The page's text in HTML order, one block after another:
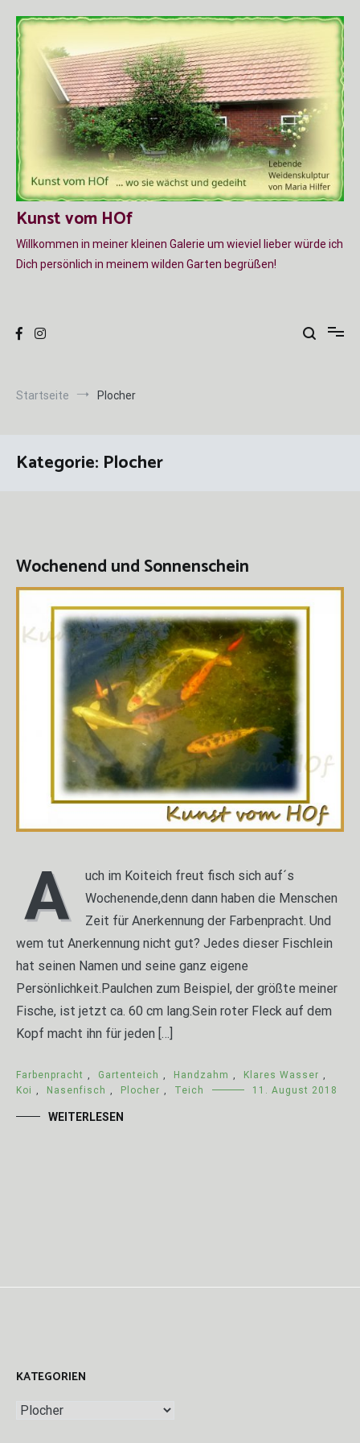
Inhalt
springen
Kunst vom HOf
Willkommen in meiner kleinen Galerie um wieviel lieber würde ich
Dich persönlich in meinem wilden Garten begrüßen!
Startseite Plocher
Kategorie: Plocher
Wochenend und Sonnenschein
A
uch im Koiteich freut fisch sich auf´s
Wochenende,denn dann haben die Menschen
Zeit für Anerkennung der Farbenpracht. Und
wem tut Anerkennung nicht gut? Jedes dieser Fischlein
hat seinen Namen und seine ganz eigene
Persönlichkeit.Paulchen zum Beispiel, der größte meiner
Fische, ist jetzt ca. 60 cm lang.Sein roter Fleck auf dem
Kopf macht ihn für jeden […]
Farbenpracht , Gartenteich , Handzahm , Klares Wasser ,
Koi , Nasenfisch , Plocher , Teich 11. August 2018
WEITERLESEN
KATEGORIEN
Kategorien